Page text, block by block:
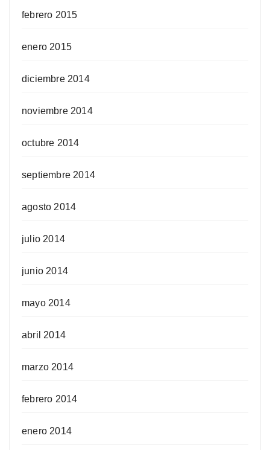
febrero 2015
enero 2015
diciembre 2014
noviembre 2014
octubre 2014
septiembre 2014
agosto 2014
julio 2014
junio 2014
mayo 2014
abril 2014
marzo 2014
febrero 2014
enero 2014